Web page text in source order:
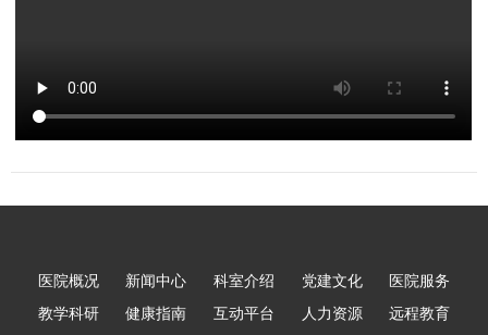
医院概况 新闻中心 科室介绍 党建文化
医院服务
教学科研
健康指南 互动平台 人力资源 远程教育